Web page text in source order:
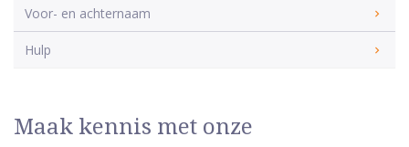
Voor- en achternaam
Hulp
Maak kennis met onze